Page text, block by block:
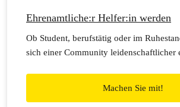
Ehrenamtliche:r Helfer:in werden
Ob Student, berufstätig oder im
sich einer Community leidenschaftlicher
Machen Sie mit!